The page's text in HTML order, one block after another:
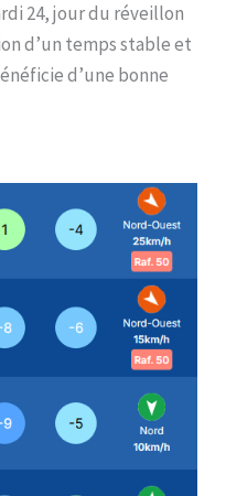
24, jour du réveillon
d’un temps stable et
d’une bonne